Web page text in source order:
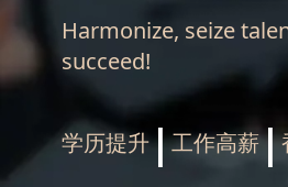
Harmonize, seize
succeed!
学历提升|工作高薪|